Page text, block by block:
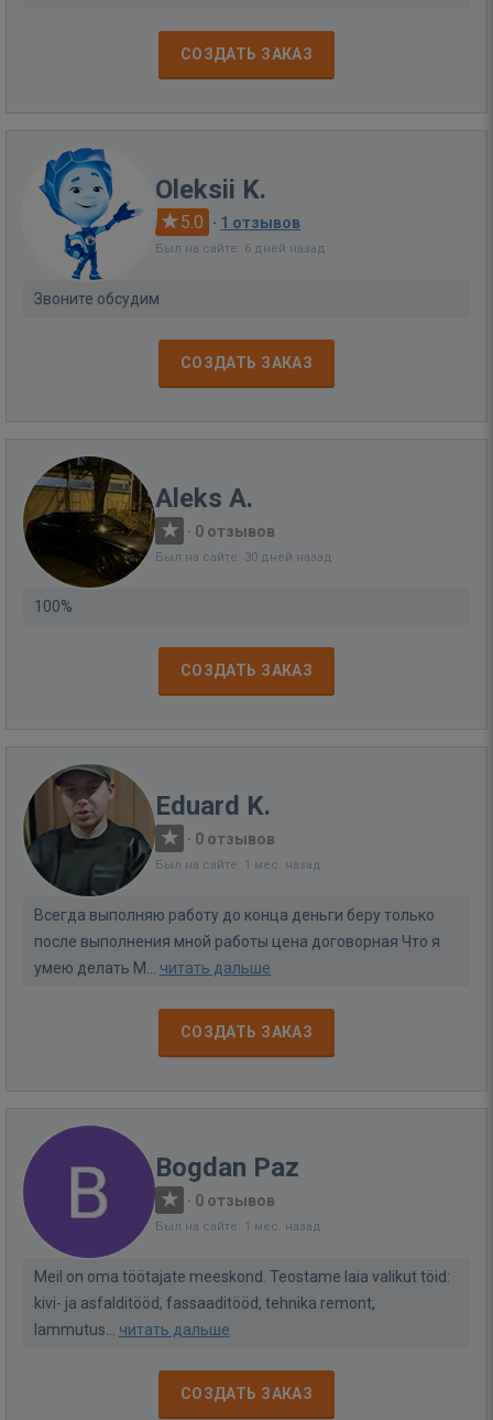
СОЗДАТЬ ЗАКАЗ
Oleksii K.
5.0 · 1 отзывов
Был на сайте: 6 дней назад
Звоните обсудим
СОЗДАТЬ ЗАКАЗ
Aleks A.
· 0 отзывов
Был на сайте: 30 дней назад
100%
СОЗДАТЬ ЗАКАЗ
Eduard K.
· 0 отзывов
Был на сайте: 1 мес. назад
Всегда выполняю работу до конца деньги беру только
после выполнения мной работы цена договорная Что я
умею делать М... читать дальше
СОЗДАТЬ ЗАКАЗ
Bogdan Paz
· 0 отзывов
Был на сайте: 1 мес. назад
Meil on oma töötajate meeskond. Teostame laia valikut töid:
kivi- ja asfalditööd, fassaaditööd, tehnika remont,
lammutus... читать дальше
СОЗДАТЬ ЗАКАЗ